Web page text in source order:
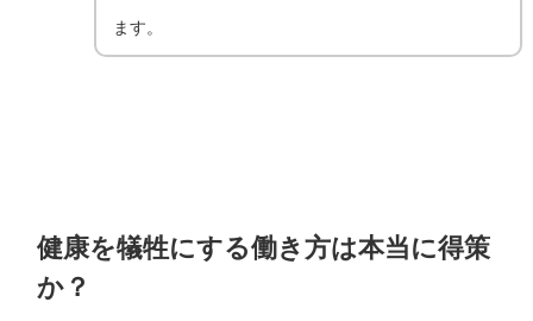
ます。
健康を犠牲にする働き方は本当に得策
か？